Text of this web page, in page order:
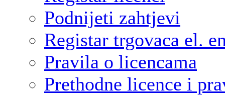
Podnijeti zahtjevi
Registar trgovaca el.
Pravila o licencama
Prethodne licence i